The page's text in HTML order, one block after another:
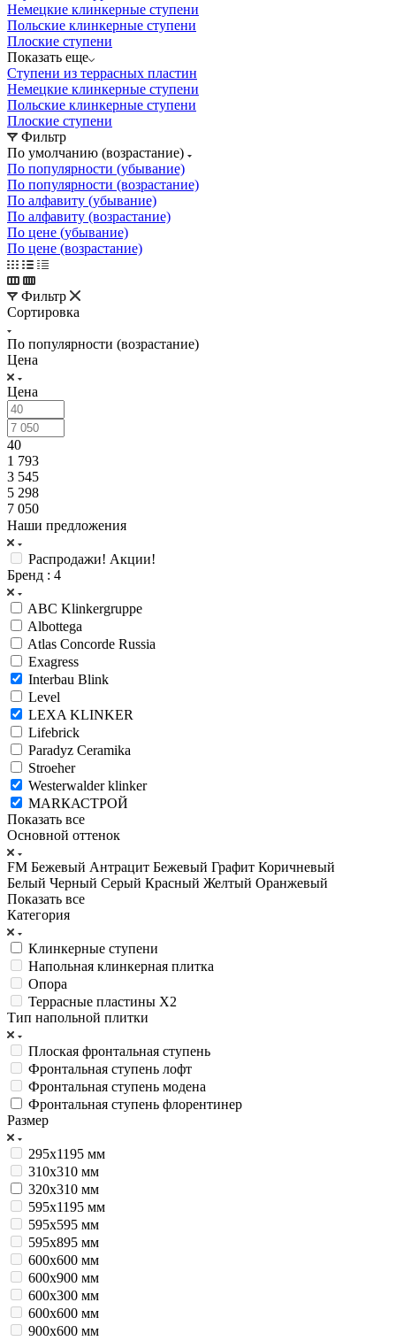
Немецкие клинкерные ступени
Польские клинкерные ступени
Плоские ступени
Показать еще
Ступени из террасных пластин
Немецкие клинкерные ступени
Польские клинкерные ступени
Плоские ступени
Фильтр
По умолчанию (возрастание)
По популярности (убывание)
По популярности (возрастание)
По алфавиту (убывание)
По алфавиту (возрастание)
По цене (убывание)
По цене (возрастание)
Фильтр
Сортировка
По популярности (возрастание)
Цена
Цена
40
1 793
3 545
5 298
7 050
Наши предложения
Распродажи! Акции!
Бренд : 4
ABC Klinkergruppe
Albottega
Atlas Concorde Russia
Exagress
Interbau Blink
Level
LEXA KLINKER
Lifebrick
Paradyz Ceramika
Stroeher
Westerwalder klinker
МАRКАСТРОЙ
Показать все
Основной оттенок
FM Бежевый Антрацит Бежевый Графит Коричневый
Белый Черный Серый Красный Желтый Оранжевый
Показать все
Категория
Клинкерные ступени
Напольная клинкерная плитка
Опора
Террасные пластины X2
Тип напольной плитки
Плоская фронтальная ступень
Фронтальная ступень лофт
Фронтальная ступень модена
Фронтальная ступень флорентинер
Размер
295х1195 мм
310х310 мм
320х310 мм
595х1195 мм
595х595 мм
595х895 мм
600x600 мм
600x900 мм
600х300 мм
600х600 мм
900x600 мм